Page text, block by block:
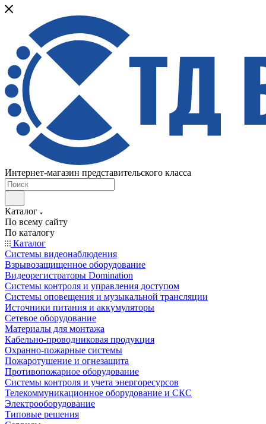
Интернет-магазин представительского класса
Каталог
По всему сайту
По каталогу
Каталог
Системы видеонаблюдения
Взрывозащищенное оборудование
Видеорегистраторы Domination
Системы контроля и управления доступом
Системы оповещения и музыкальной трансляции
Источники питания и аккумуляторы
Сетевое оборудование
Материалы для монтажа
Кабельно-проводниковая продукция
Охранно-пожарные системы
Пожаротушение и огнезащита
Противопожарное оборудование
Системы контроля и учета энергоресурсов
Телекоммуникационное оборудование и СКС
Электрооборудование
Типовые решения